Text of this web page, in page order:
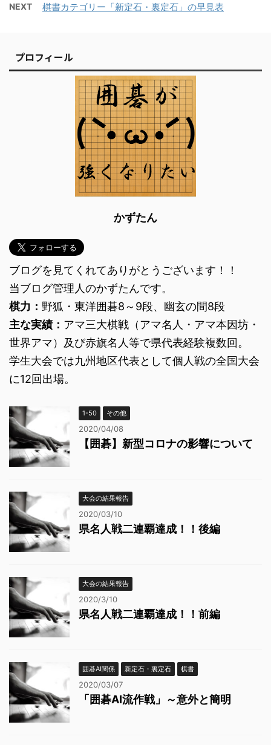
NEXT 棋書カテゴリー「新定石・裏定石」の早見表
プロフィール
かずたん
ブログを見てくれてありがとうございます！！
当ブログ管理人のかずたんです。
棋力： 野狐・東洋囲碁8～9段、幽玄の間8段
主な実績： アマ三大棋戦（アマ名人・アマ本因坊・
世界アマ）及び赤旗名人等で県代表経験複数回。
学生大会では九州地区代表として個人戦の全国大会
に12回出場。
1-50 その他
2020/04/08
【囲碁】新型コロナの影響について
大会の結果報告
2020/03/10
県名人戦二連覇達成！！後編
大会の結果報告
2020/3/10
県名人戦二連覇達成！！前編
囲碁AI関係 新定石・裏定石 棋書
2020/03/07
「囲碁AI流作戦」～意外と簡明